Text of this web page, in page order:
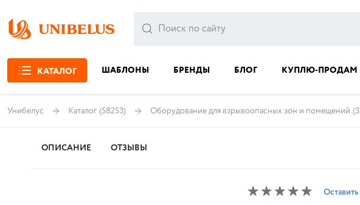
КАТАЛОГ ШАБЛОНЫ БРЕНДЫ БЛОГ КУПЛЮ-ПРОДАМ
Унибелус Каталог (58253) Оборудование для взрывоопасных зон и помещений
ОПИСАНИЕ ОТЗЫВЫ